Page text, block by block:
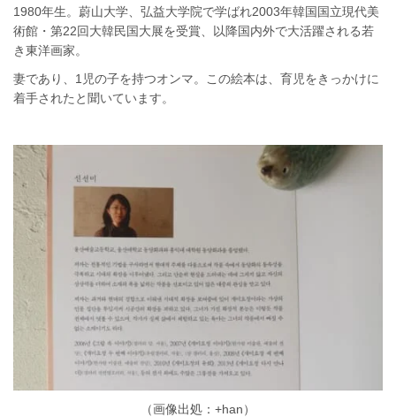
1980年生。蔚山大学、弘益大学院で学ばれ2003年韓国国立現代美
術館・第22回大韓民国大展を受賞、以降国内外で大活躍される若
き東洋画家。
妻であり、1児の子を持つオンマ。この絵本は、育児をきっかけに
着手されたと聞いています。
（画像出処：+han）